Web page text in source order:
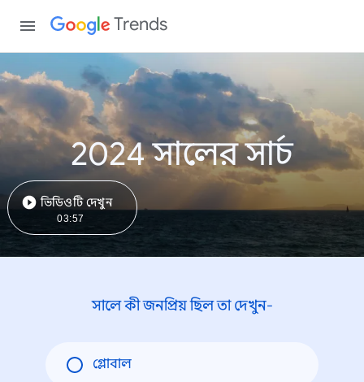
Trends
2024 সালের সার্চ
ভিডিওটি দেখুন
03:57
সালে কী জনপ্রিয় ছিল তা দেখুন-
গ্লোবাল